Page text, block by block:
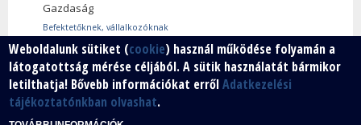
Gazdaság
Befektetőknek, vállalkozóknak
Használtcikk piac
Márkáink
Szabad vállalkozói zóna
Vállalkozók
Weboldalunk sütiket (cookie) használ működése folyamán a
látogatottság mérése céljából. A sütik használatát bármikor
letilthatja! Bővebb információkat errőlAdatkezelési
tájékoztatónkban olvashat.